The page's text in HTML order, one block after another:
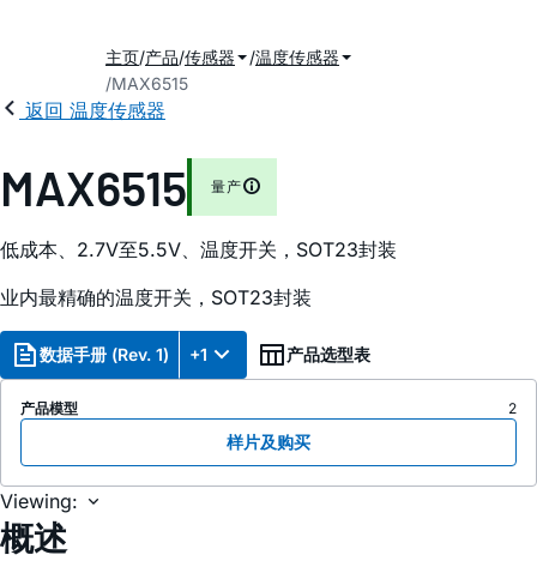
主页 产品 传感器
温度传感器
MAX6515
返回 温度传感器
MAX6515 量产
低成本、2.7V至5.5V、温度开关，SOT23封装
业内最精确的温度开关，SOT23封装
数据手册 (Rev. 1) +1 产品选型表
产品模型 2
样片及购买
Viewing:
概述